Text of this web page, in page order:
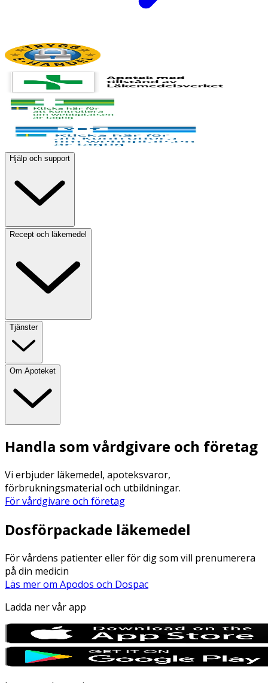
Hjälp och support
Recept och läkemedel
Tjänster
Om Apoteket
Handla som vårdgivare och företag
Vi erbjuder läkemedel, apoteksvaror,
förbrukningsmaterial och utbildningar.
För vårdgivare och företag
Dosförpackade läkemedel
För vårdens patienter eller för dig som vill prenumerera
på din medicin
Läs mer om Apodos och Dospac
Ladda ner vår app